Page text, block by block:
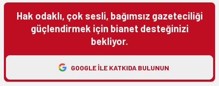
Hak odaklı, çok sesli, bağımsız gazeteciliği
güçlendirmek için bianet desteğinizi
bekliyor.
GOOGLE ILE KATKIDA BULUNUN